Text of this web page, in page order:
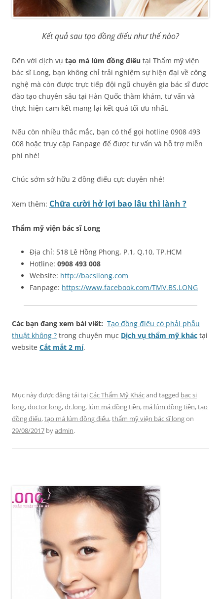
Kết quả sau tạo đồng điếu như thế nào?
Đến với dịch vụ tạo má lúm đồng điếu tại Thẩm mỹ viện
bác sĩ Long, bạn không chỉ trải nghiệm sự hiện đại về công
nghệ mà còn được trực tiếp đội ngũ chuyên gia bác sĩ được
đào tạo chuyên sâu tại Hàn Quốc thăm khám, tư vấn và
thực hiện cam kết mang lại kết quả tối ưu nhất.
Nếu còn nhiều thắc mắc, bạn có thể gọi hotline 0908 493
008 hoặc truy cập Fanpage để được tư vấn và hỗ trợ miễn
phí nhé!
Chúc sớm sở hữu 2 đồng điếu cực duyên nhé!
Xem thêm: Chữa cười hở lợi bao lâu thì lành ?
Thẩm mỹ viện bác sĩ Long
Địa chỉ: 518 Lê Hồng Phong, P.1, Q.10, TP.HCM
Hotline: 0908 493 008
Website: http://bacsilong.com
Fanpage: https://www.facebook.com/TMV.BS.LONG
Các bạn đang xem bài viết: Tạo đồng điếu có phải phẫu
thuật không ? trong chuyên mục Dịch vụ thẩm mỹ khác tại
website Cắt mắt 2 mí.
Mục này được đăng tải tạiCác Thẩm Mỹ Khácand tagged bac si
long,doctor long,dr.long, lúm má đồng tiền, má lúm đồng tiền,tạo
đồng điếu,tạo má lúm đồng điếu,thẩm mỹ viện bác sĩ longon
29/08/2017 byadmin.